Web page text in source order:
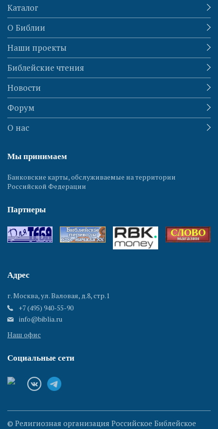
Каталог
О Библии
Наши проекты
Библейские чтения
Новости
Форум
О нас
Мы принимаем
Банковские карты, обслуживаемые на территории
Российской Федерации
Партнеры
Адрес
г. Москва, ул. Валовая, д.8, стр.1
+7 (495) 940-55-90
info@biblia.ru
Наш офис
Социальные сети
© Религиозная организация Российское Библейское